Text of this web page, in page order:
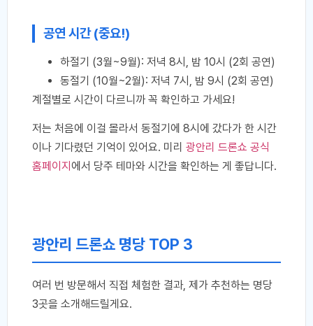
공연 시간 (중요!)
하절기 (3월~9월): 저녁 8시, 밤 10시 (2회 공연)
동절기 (10월~2월): 저녁 7시, 밤 9시 (2회 공연)
계절별로 시간이 다르니까 꼭 확인하고 가세요!
저는 처음에 이걸 몰라서 동절기에 8시에 갔다가 한 시간
이나 기다렸던 기억이 있어요. 미리 광안리 드론쇼 공식
홈페이지 에서 당주 테마와 시간을 확인하는 게 좋답니다.
광안리 드론쇼 명당 TOP 3
여러 번 방문해서 직접 체험한 결과, 제가 추천하는 명당
3곳을 소개해드릴게요.